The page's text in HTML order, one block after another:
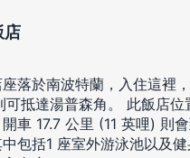
店
落於南波特蘭，入住這裡
抵達湯普森角。 此飯店
車 17.7 公里 (11 英哩) 則會
包括1 座室外游泳池以及